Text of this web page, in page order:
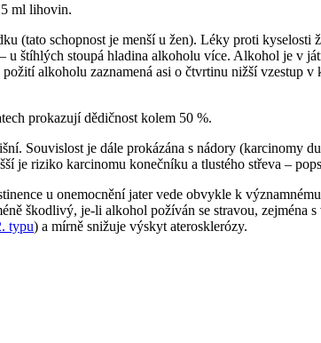
ml lihovin.
(tato schopnost je menší u žen). Léky proti
štíhlých stoupá hladina alkoholu více. Alkohol je v
alkoholu zaznamená asi o čtvrtinu nižší vzestup
prokazují dědičnost kolem 50 %.
Souvislost je dále prokázána s nádory (karcinomy
je riziko karcinomu konečníku a tlustého střeva –
u onemocnění jater vede obvykle k
škodlivý, je-li alkohol požíván se stravou,
typu) a mírně snižuje výskyt aterosklerózy.